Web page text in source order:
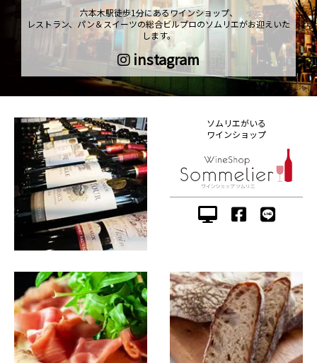
六本木駅徒歩1分にあるワインショップ、
レストラン、パン＆スイーツの総合ビルプロのソムリエがお迎えいた
します。
instagram
ソムリエがいる
ワインショップ